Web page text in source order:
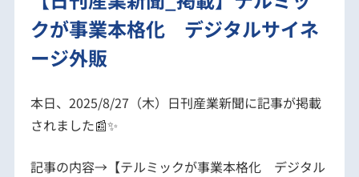
デジタルサイネージ外販
クが事業本格化 デジタルサイネ
ージ外販
本日、2025/8/27（木）日刊産業新聞に記事が掲載
されました📰✨
記事の内容→【テルミックが事業本格化 デジタル